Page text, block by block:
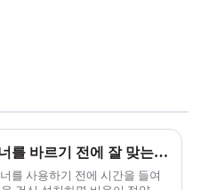
외부 PVC 트림: 장거리 연결 접착제나 패스너를 바르기 전에 잘 맞는지 확인하기 위해 항상 건식 피팅을 하는 것이 좋습니다.
를 사용하기 전에 시간을 들여